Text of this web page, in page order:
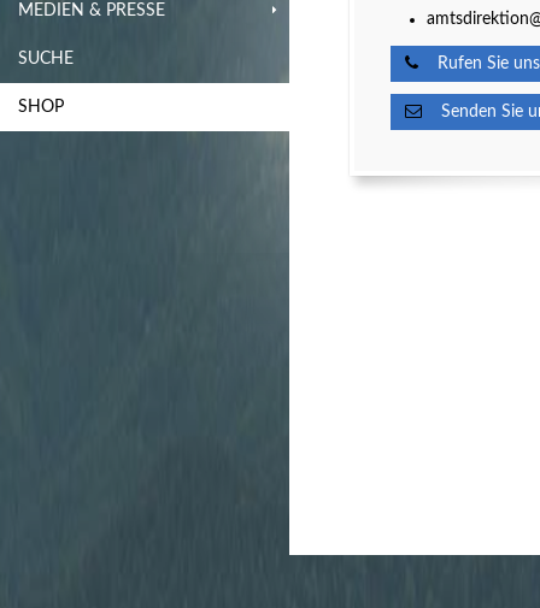
MEDIEN & PRESSE
SUCHE
SHOP
Rufen Sie
Senden Sie